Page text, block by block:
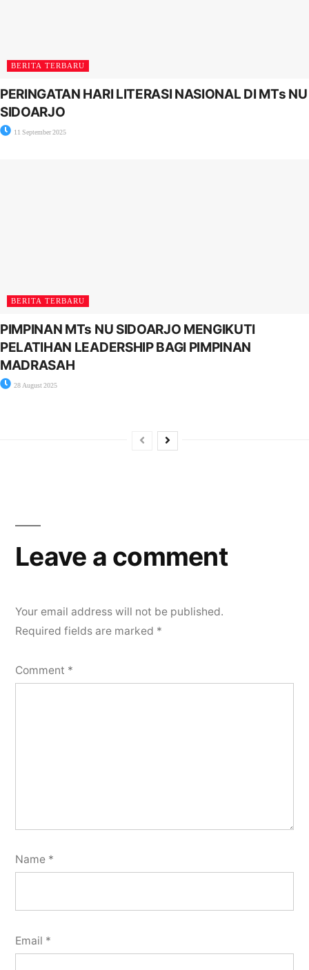
BERITA TERBARU
PERINGATAN HARI LITERASI NASIONAL DI MTs NU
SIDOARJO
11 September 2025
BERITA TERBARU
PIMPINAN MTs NU SIDOARJO MENGIKUTI
PELATIHAN LEADERSHIP BAGI PIMPINAN
MADRASAH
28 August 2025
Leave a comment
Your email address will not be published.
Required fields are marked *
Comment *
Name *
Email *